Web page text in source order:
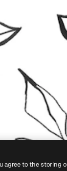
agree to the storing